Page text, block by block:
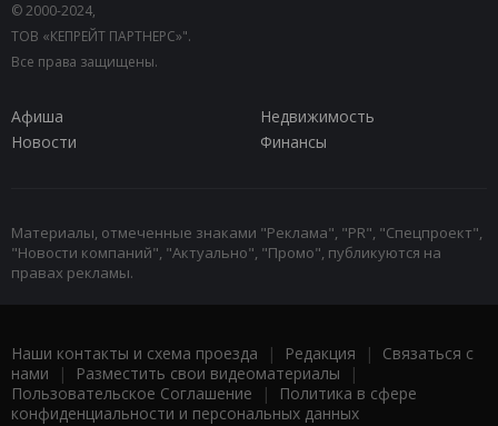
© 2000-2024,
ТОВ «КЕПРЕЙТ ПАРТНЕРС»".
Все права защищены.
Афиша
Недвижимость
Новости
Финансы
Материалы, отмеченные знаками "Реклама", "PR", "Спецпроект",
"Новости компаний", "Актуально", "Промо", публикуются на
правах рекламы.
Наши контакты и схема проезда | Редакция | Связаться с
нами | Разместить свои видеоматериалы |
Пользовательское Соглашение |
Политика в сфере
конфиденциальности и персональных данных